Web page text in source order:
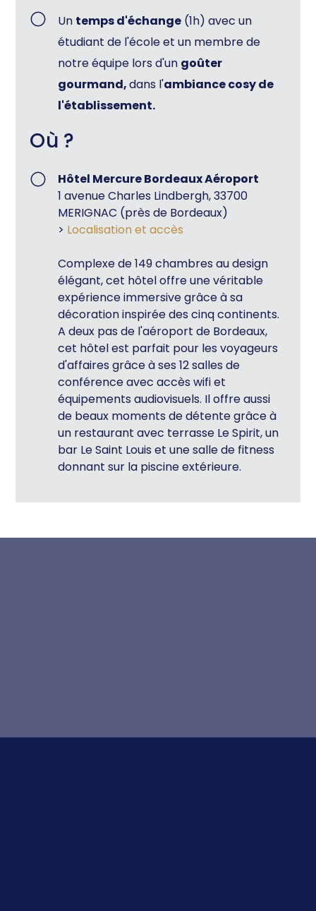
Un temps d'échange (1h) avec un
étudiant de l'école et un membre de
notre équipe lors d'un goûter
gourmand,dans l'ambiance cosy de
l'établissement.
Où ?
Hôtel Mercure Bordeaux Aéroport
1 avenue Charles Lindbergh, 33700
MERIGNAC (près de Bordeaux)
> Localisation et accès
Complexe de 149 chambres au design
élégant, cet hôtel offre une véritable
expérience immersive grâce à sa
décoration inspirée des cinq continents.
A deux pas de l'aéroport de Bordeaux,
cet hôtel est parfait pour les voyageurs
d'affaires grâce à ses 12 salles de
conférence avec accès wifi et
équipements audiovisuels. Il offre aussi
de beaux moments de détente grâce à
un restaurant avec terrasse Le Spirit, un
bar Le Saint Louis et une salle de fitness
donnant sur la piscine extérieure.